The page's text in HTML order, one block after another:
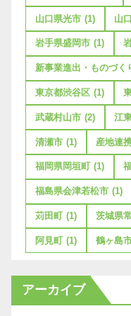
山口県光市 (1) 山
岩手県盛岡市 (1)
新事業進出・ものづく
東京都渋谷区 (1)
武蔵村山市 (2) 江
清瀬市 (1) 産地連
福岡県岡垣町 (1)
福島県会津若松市 (1)
苅田町 (1) 茨城県
阿見町 (1) 鶴ヶ島
アーカイブ